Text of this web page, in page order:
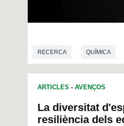
n
d
RECERCA QUÍMICA
BIOTECNOLOGIA
ARTICLES - AVENÇOS
La diversitat
resiliència dels